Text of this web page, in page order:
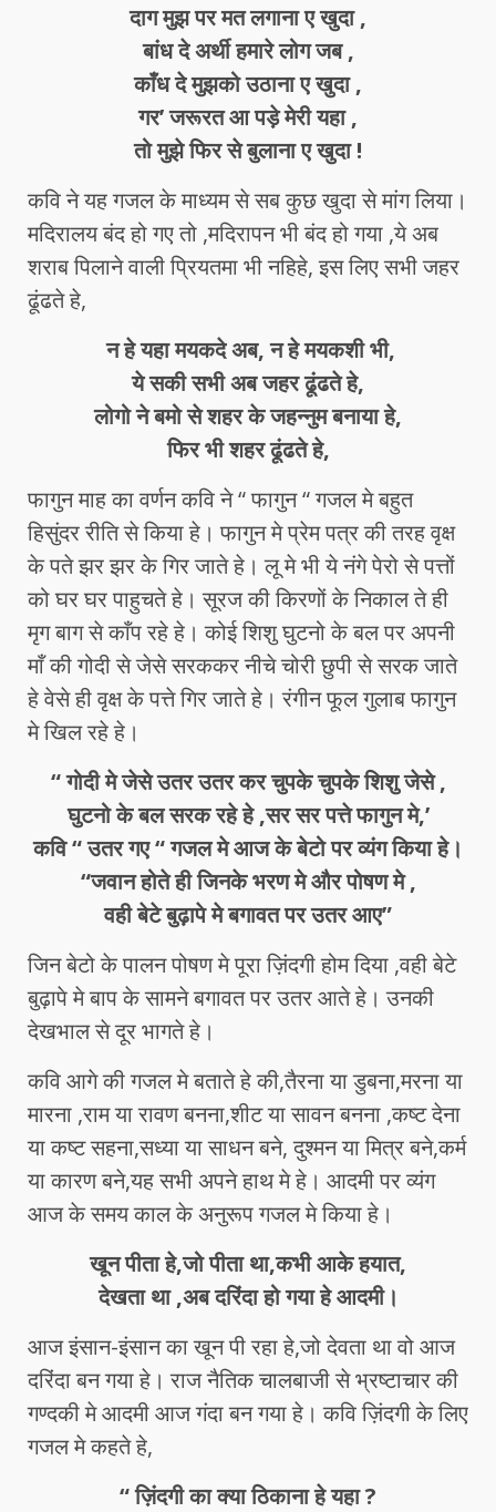
दाग मुझ पर मत लगाना ए खुदा ,
बांध दे अर्थी हमारे लोग जब ,
काँध दे मुझको उठाना ए खुदा ,
गर’ जरूरत आ पड़े मेरी यहा ,
तो मुझे फिर से बुलाना ए खुदा !
कवि ने यह गजल के माध्यम से सब कुछ खुदा से मांग लिया।
मदिरालय बंद हो गए तो ,मदिरापन भी बंद हो गया ,ये अब
शराब पिलाने वाली प्रियतमा भी नहिहे, इस लिए सभी जहर
ढूंढते हे,
न हे यहा मयकदे अब, न हे मयकशी भी,
ये सकी सभी अब जहर ढूंढते हे,
लोगो ने बमो से शहर के जहन्नुम बनाया हे,
फिर भी शहर ढूंढते हे,
फागुन माह का वर्णन कवि ने “ फागुन “ गजल मे बहुत
हिसुंदर रीति से किया हे। फागुन मे प्रेम पत्र की तरह वृक्ष
के पते झर झर के गिर जाते हे। लू मे भी ये नंगे पेरो से पत्तों
को घर घर पाहुचते हे। सूरज की किरणों के निकाल ते ही
मृग बाग से काँप रहे हे। कोई शिशु घुटनो के बल पर अपनी
माँ की गोदी से जेसे सरककर नीचे चोरी छुपी से सरक जाते
हे वेसे ही वृक्ष के पत्ते गिर जाते हे। रंगीन फूल गुलाब फागुन
मे खिल रहे हे।
“ गोदी मे जेसे उतर उतर कर चुपके चुपके शिशु जेसे ,
घुटनो के बल सरक रहे हे ,सर सर पत्ते फागुन मे,’
कवि “ उतर गए “ गजल मे आज के बेटो पर व्यंग किया हे।
“जवान होते ही जिनके भरण मे और पोषण मे ,
वही बेटे बुढ़ापे मे बगावत पर उतर आए”
जिन बेटो के पालन पोषण मे पूरा ज़िंदगी होम दिया ,वही बेटे
बुढ़ापे मे बाप के सामने बगावत पर उतर आते हे। उनकी
देखभाल से दूर भागते हे।
कवि आगे की गजल मे बताते हे की,तैरना या डुबना,मरना या
मारना ,राम या रावण बनना,शीट या सावन बनना ,कष्ट देना
या कष्ट सहना,सध्या या साधन बने, दुश्मन या मित्र बने,कर्म
या कारण बने,यह सभी अपने हाथ मे हे। आदमी पर व्यंग
आज के समय काल के अनुरूप गजल मे किया हे।
खून पीता हे,जो पीता था,कभी आके हयात,
देखता था ,अब दरिंदा हो गया हे आदमी।
आज इंसान-इंसान का खून पी रहा हे,जो देवता था वो आज
दरिंदा बन गया हे। राज नैतिक चालबाजी से भ्रष्टाचार की
गण्दकी मे आदमी आज गंदा बन गया हे। कवि ज़िंदगी के लिए
गजल मे कहते हे,
“ ज़िंदगी का क्या ठिकाना हे यहा ?